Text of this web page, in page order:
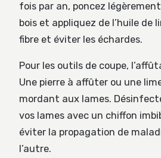
fois par an, poncez
bois et appliquez de l’huile de
fibre et éviter les échardes.
Pour les outils de coupe,
Une pierre à affûter ou une
mordant aux lames.
vos lames avec un chiffon
éviter la propagation de
l’autre.